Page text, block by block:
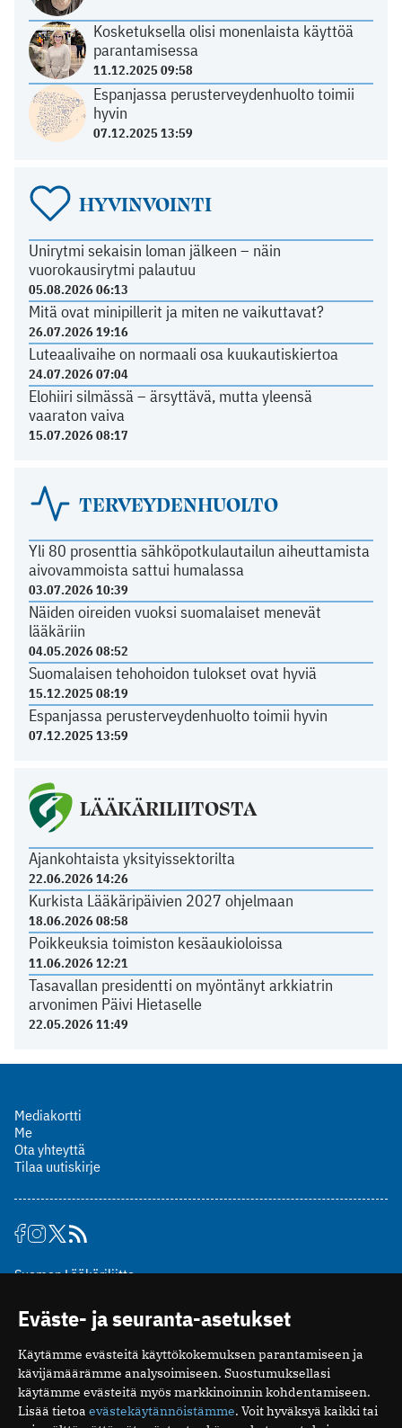
Kosketuksella olisi monenlaista käyttöä
parantamisessa
11.12.2025 09:58
Espanjassa perusterveydenhuolto toimii
hyvin
07.12.2025 13:59
HYVINVOINTI
Unirytmi sekaisin loman jälkeen – näin
vuorokausirytmi palautuu
05.08.2026 06:13
Mitä ovat minipillerit ja miten ne vaikuttavat?
26.07.2026 19:16
Luteaalivaihe on normaali osa kuukautiskiertoa
24.07.2026 07:04
Elohiiri silmässä – ärsyttävä, mutta yleensä
vaaraton vaiva
15.07.2026 08:17
TERVEYDENHUOLTO
Yli 80 prosenttia sähköpotkulautailun aiheuttamista
aivovammoista sattui humalassa
03.07.2026 10:39
Näiden oireiden vuoksi suomalaiset menevät
lääkäriin
04.05.2026 08:52
Suomalaisen tehohoidon tulokset ovat hyviä
15.12.2025 08:19
Espanjassa perusterveydenhuolto toimii hyvin
07.12.2025 13:59
LÄÄKÄRILIITOSTA
Ajankohtaista yksityissektorilta
22.06.2026 14:26
Kurkista Lääkäripäivien 2027 ohjelmaan
18.06.2026 08:58
Poikkeuksia toimiston kesäaukioloissa
11.06.2026 12:21
Tasavallan presidentti on myöntänyt arkkiatrin
arvonimen Päivi Hietaselle
22.05.2026 11:49
Mediakortti
Me
Ota yhteyttä
Tilaa uutiskirje
Suomen Lääkäriliitto
00510 Helsinki
puh. (09) 393 091
toimitus@potilaanlaakarilehti.fi
ISSN 2323-9476
Eväste- ja seuranta-asetukset
Käytämme evästeitä käyttökokemuksen parantamiseen ja
kävijämäärämme analysoimiseen. Suostumuksellasi
käytämme evästeitä myös markkinoinnin kohdentamiseen.
Lisää tietoa evästekäytännöistämme. Voit hyväksyä kaikki tai